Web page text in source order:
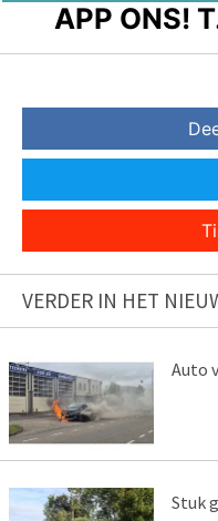
APP ONS!
VERDER IN HET
Auto
Stuk